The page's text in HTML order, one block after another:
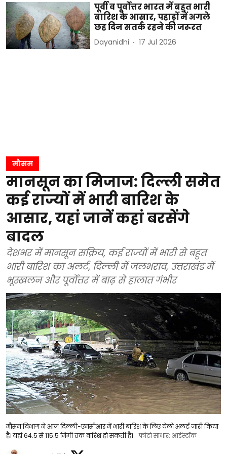
पूर्वी व पूर्वोत्तर भारत में बहुत भारी
बारिश के आसार, पहाड़ों में अगले
छह दिन सतर्क रहने की जरूरत
Dayanidhi 17 Jul 2026
मौसम
मानसून का मिजाज: दिल्ली समेत
कई राज्यों में भारी बारिश के
आसार, यहां जानें कहां बरसेंगे
बादल
देशभर में मानसून सक्रिय, कई राज्यों में भारी से बहुत
भारी बारिश का अलर्ट, दिल्ली में जलभराव, उत्तराखंड में
भूस्खलन और पूर्वोत्तर में बाढ़ से हालात गंभीर
मौसम विभाग ने आज दिल्ली-एनसीआर में भारी बारिश के लिए येलो अलर्ट जारी किया
है। यहां 64.5 से 115.5 मिमी तक बारिश हो सकती है।
फोटो साभार: आईस्टॉक